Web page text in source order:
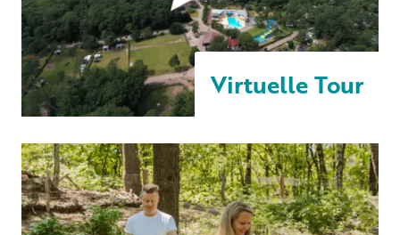
Virtuelle Tour